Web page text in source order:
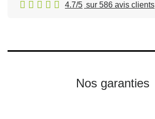
4.7/5 sur 586 avis clients
Nos garanties